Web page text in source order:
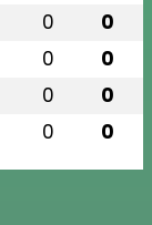
0 0
0 0
0 0
0 0